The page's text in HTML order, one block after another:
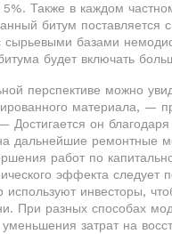
Также в каждом
битум поставляется
базами
будет включать
перспективе можно
материала, —
Достигается он
дальнейшие ремонтные
работ по
эффекта следует
инвесторы,
При разных способах
затрат на